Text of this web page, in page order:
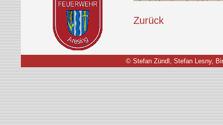
Zurück
© Stefan Zündl, Stefan Lesny,